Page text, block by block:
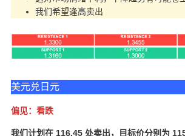
我们希望逢高卖出
美元兑日元
偏见：看跌
我们计划在 116.45 处卖出，目标价分别为